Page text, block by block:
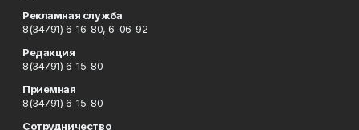
Рекламная служба
8(34791) 6-16-80, 6-06-92
Редакция
8(34791) 6-15-80
Приемная
8(34791) 6-15-80
Сотрудничество